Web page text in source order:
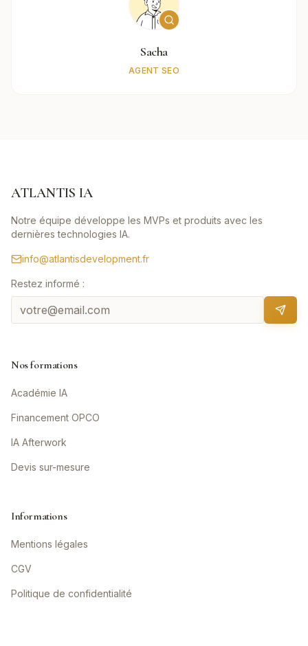
Sacha
AGENT SEO
ATLANTIS IA
Notre équipe développe les MVPs et produits avec les
dernières technologies IA.
info@atlantisdevelopment.fr
Restez informé :
Nos formations
Académie IA
Financement OPCO
IA Afterwork
Devis sur-mesure
Informations
Mentions légales
CGV
Politique de confidentialité